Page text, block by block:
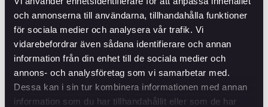
och annonserna till användarna, tillhandahålla funktioner
för sociala medier och analysera vår trafik. Vi
vidarebefordrar även sådana identifierare och annan
information från din enhet till de sociala medier och
annons- och analysföretag som vi samarbetar med.
Dessa kan i sin tur kombinera informationen med annan
information som du har tillhandahållit eller som de har
och bolagsstyrning (ESG).
Optimering och uppföljning
Styrelsen ansvarar för kapitalförvaltningen och
genomför årliga portföljoptimeringar. Syftet är att
säkerställa att placeringarna är strategiskt